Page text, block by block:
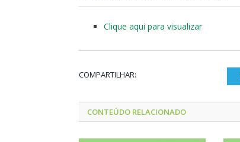
Clique aqui para visualizar
COMPARTILHAR:
CONTEÚDO RELACIONADO